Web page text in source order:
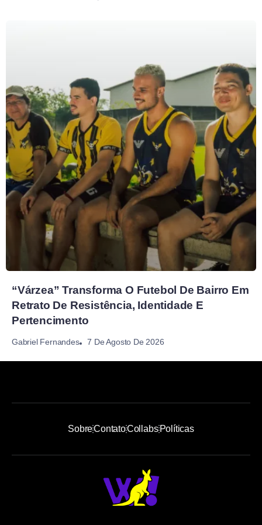
“Várzea” Transforma O Futebol De Bairro Em
Retrato De Resistência, Identidade E
Pertencimento
Gabriel Fernandes 7 De Agosto De 2026
SobreContatoCollabsPolíticas